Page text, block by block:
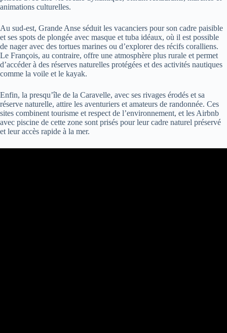
animations culturelles.
Au sud-est, Grande Anse séduit les vacanciers pour son cadre paisible
et ses spots de plongée avec masque et tuba idéaux, où il est possible
de nager avec des tortues marines ou d’explorer des récifs coralliens.
Le François, au contraire, offre une atmosphère plus rurale et permet
d’accéder à des réserves naturelles protégées et des activités nautiques
comme la voile et le kayak.
Enfin, la presqu’île de la Caravelle, avec ses rivages érodés et sa
réserve naturelle, attire les aventuriers et amateurs de randonnée. Ces
sites combinent tourisme et respect de l’environnement, et les Airbnb
avec piscine de cette zone sont prisés pour leur cadre naturel préservé
et leur accès rapide à la mer.